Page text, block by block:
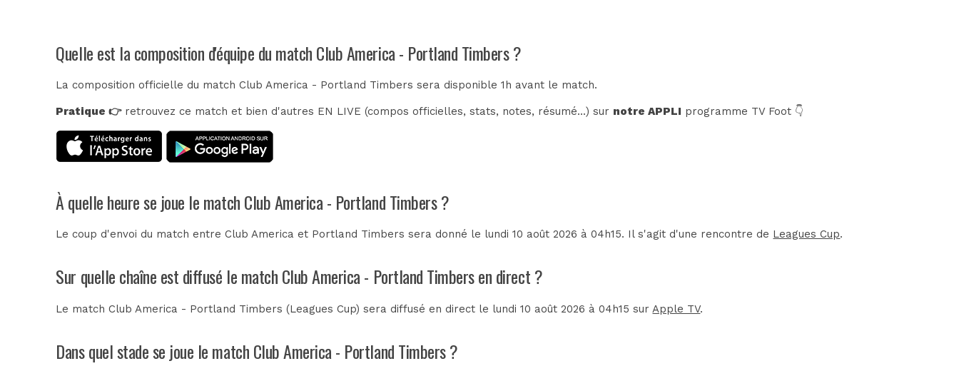
Quelle est la composition d'équipe du match Club America - Portland Timbers ?
La composition officielle du match Club America - Portland Timbers sera disponible 1h avant le match.
Pratique 👉retrouvez ce match et bien d'autres EN LIVE (compos officielles, stats, notes, résumé...) sur notre APPLI programme TV Foot 👇
À quelle heure se joue le match Club America - Portland Timbers ?
Le coup d'envoi du match entre Club America et Portland Timbers sera donné le lundi 10 août 2026 à 04h15. Il s'agit d'une rencontre de Leagues Cup.
Sur quelle chaîne est diffusé le match Club America - Portland Timbers en direct ?
Le match Club America - Portland Timbers (Leagues Cup) sera diffusé en direct le lundi 10 août 2026 à 04h15 surApple TV.
Dans quel stade se joue le match Club America - Portland Timbers ?